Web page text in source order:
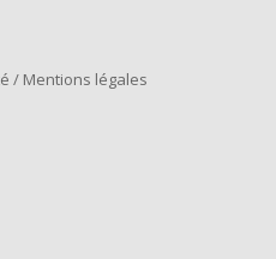
/ Mentions légales